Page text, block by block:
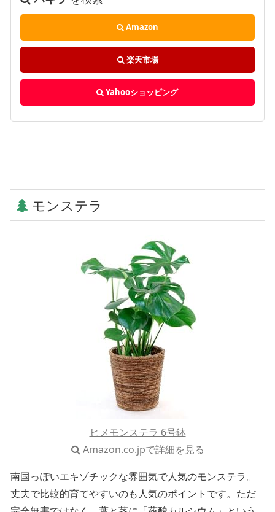
Amazon
楽天市場
Yahooショッピング
モンステラ
ヒメモンステラ 6号鉢
Amazon.co.jpで詳細を見る
南国っぽいエキゾチックな雰囲気で人気のモンステラ。
丈夫で比較的育てやすいのも人気のポイントです。ただ